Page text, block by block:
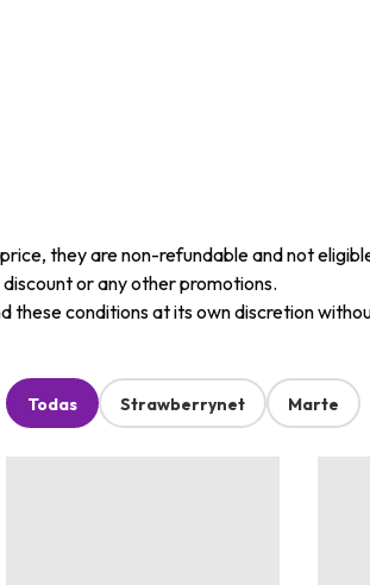
they are non-refundable and not
or any other promotions.
these conditions at its own discretion
Todas Strawberrynet Marte